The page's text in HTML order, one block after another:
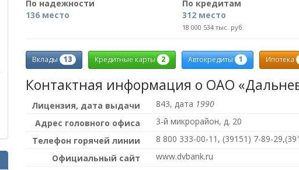
По надежности По кредитам
136 место
312 место
18 000 534 тыс. руб.
Вклады 13 Кредитные карты 2 Автокредиты 1 Ипотека
Контактная информация о ОАО
Лицензия, дата выдачи 843, дата 1990
Адрес головного офиса
3-й микрорайон, д. 20
Телефон горячей линии
8 800 333-00-11, (39151) 7-89-
Официальный сайт
www.dvbank.ru